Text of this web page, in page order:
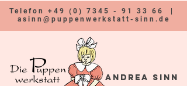
Telefon +49 (0) 7345 - 91 33 66
asinn@puppenwerkstatt-sinn.de
Andrea Sinn